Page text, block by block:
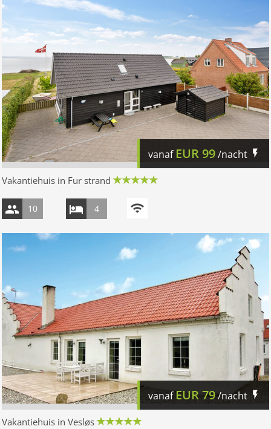
vanaf EUR99/nacht
Vakantiehuis in Fur strand
10 4
vanafEUR79/nacht
Vakantiehuis in Vesløs